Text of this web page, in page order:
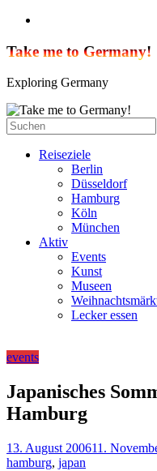
Zum
springen
Take me to Germany!
Exploring Germany
Reiseziele
Berlin
Düsseldorf
Hamburg
Köln
München
Aktiv
Events
Kunst
Museen
Lecker essen
events
Japanisches
Hamburg
13. August 200611.
hamburg, japan